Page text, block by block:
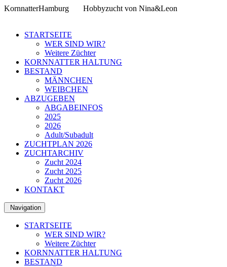
KornnatterHamburg Hobbyzucht von Nina&Leon
STARTSEITE
WER SIND WIR?
Weitere Züchter
KORNNATTER HALTUNG
BESTAND
MÄNNCHEN
WEIBCHEN
ABZUGEBEN
ABGABEINFOS
2025
2026
Adult/Subadult
ZUCHTPLAN 2026
ZUCHTARCHIV
Zucht 2024
Zucht 2025
Zucht 2026
KONTAKT
Navigation
STARTSEITE
WER SIND WIR?
Weitere Züchter
KORNNATTER HALTUNG
BESTAND